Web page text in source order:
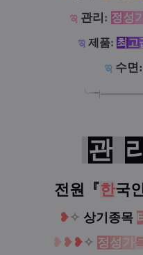
ಇ 관리 : 정성
ಇ 제품: 최 고
ಇ 수면
╰╼|══════
관 리
전원『한국
❥ ✧ 상기종목
❥ ❥ ❥ ✧ 정성 가